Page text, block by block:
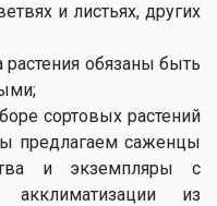
и листьях, других
растения обязаны быть
сортовых растений
предлагаем саженцы
и экземпляры с
акклиматизации из